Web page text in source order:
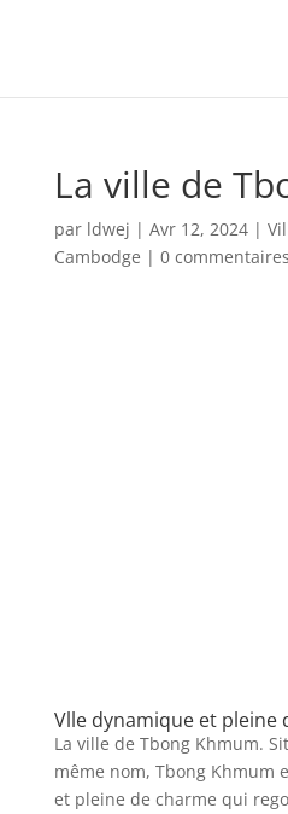
La ville de
par ldwej | Avr 12, 2024|
Cambodge | 0 commentaires
Vlle dynamique et pleine
La ville de Tbong Khmum.
même nom, Tbong Khmum
et pleine de charme qui